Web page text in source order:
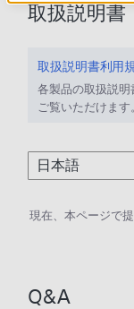
取扱説明書
取扱説明書利用
各製品の取扱説
ご覧いただけま
現在、本ページで
Q&A